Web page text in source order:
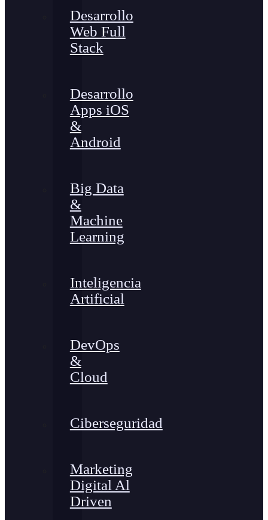
Desarrollo
Web Full
Stack
Desarrollo
Apps iOS
&
Android
Big Data
&
Machine
Learning
Inteligencia
Artificial
DevOps
&
Cloud
Ciberseguridad
Marketing
Digital Al
Driven